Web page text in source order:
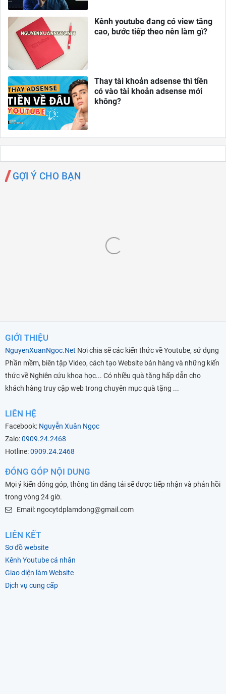
Kênh youtube đang có view tăng
cao, bước tiếp theo nên làm gì?
Thay tài khoản adsense thì tiền
có vào tài khoản adsense mới
không?
GỢI Ý CHO BẠN
GIỚI THIỆU
NguyenXuanNgoc.Net Nơi chia sẽ các kiến thức về Youtube, sử dụng
Phần mềm, biên tập Video, cách tạo Website bán hàng và những kiến
thức về Nghiên cứu khoa học... Có nhiều quà tặng hấp dẫn cho
khách hàng truy cập web trong chuyên mục quà tặng ...
LIÊN HỆ
Facebook: Nguyễn Xuân Ngọc
Zalo:0909.24.2468
Hotline:0909.24.2468
ĐÓNG GÓP NỘI DUNG
Mọi ý kiến đóng góp, thông tin đăng tải sẽ được tiếp nhận và phản hồi
trong vòng 24 giờ.
Email: ngocytdplamdong@gmail.com
LIÊN KẾT
Sơ đồ website
Kênh Youtube cá nhân
Giao diện làm Website
Dịch vụ cung cấp